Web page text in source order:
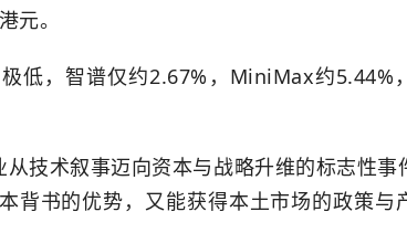
元。
低，智谱仅约2.67%，MiniMax约5.44%
技术叙事迈向资本与战略升维的标志性事
背书的优势，又能获得本土市场的政策与